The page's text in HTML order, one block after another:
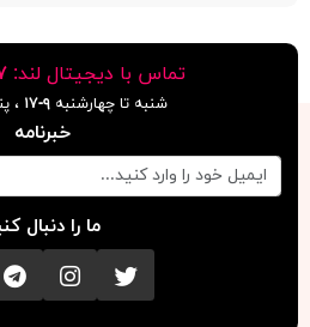
تماس با دیجیتال لند:
شنبه تا چهارشنبه۹-۱۷ ،
خبرنامه
ما را دنبال
تویتر